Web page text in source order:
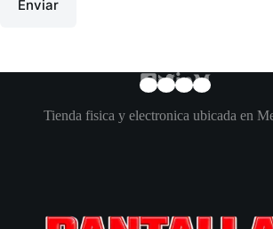
Enviar
Tienda fisica y electronica ubicada en